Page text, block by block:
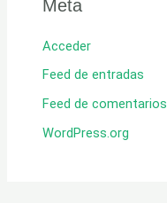
Meta
Acceder
Feed de entradas
Feed de comentarios
WordPress.org